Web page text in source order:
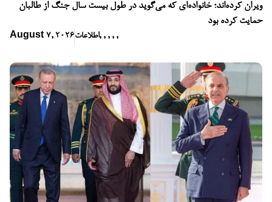
ویران کرده‌اند؛ خانواده‌ای که می‌گوید در طول بیست سال جنگ از طالبان
حمایت کرده بود
August 7, 2026اطلاعات, , , , ,